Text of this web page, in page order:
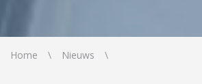
Home Nieuws